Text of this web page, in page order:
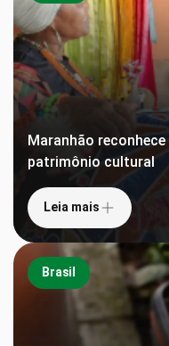
Maranhão
patrimônio cultural
Leia mais
Brasil